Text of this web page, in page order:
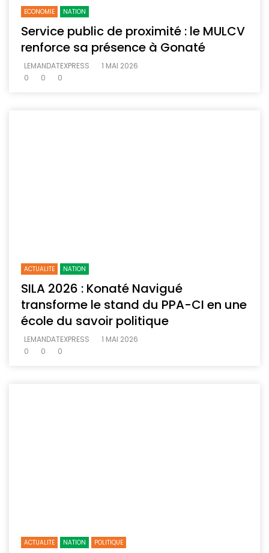
ECONOMIE NATION
Service public de proximité : le MULCV
renforce sa présence à Gonaté
LEMANDATEXPRESS
1 MAI 2026
0
0 0
ACTUALITE NATION
SILA 2026 : Konaté Navigué
transforme le stand du PPA-CI en une
école du savoir politique
LEMANDATEXPRESS
1 MAI 2026
0
0 0
ACTUALITE NATION POLITIQUE